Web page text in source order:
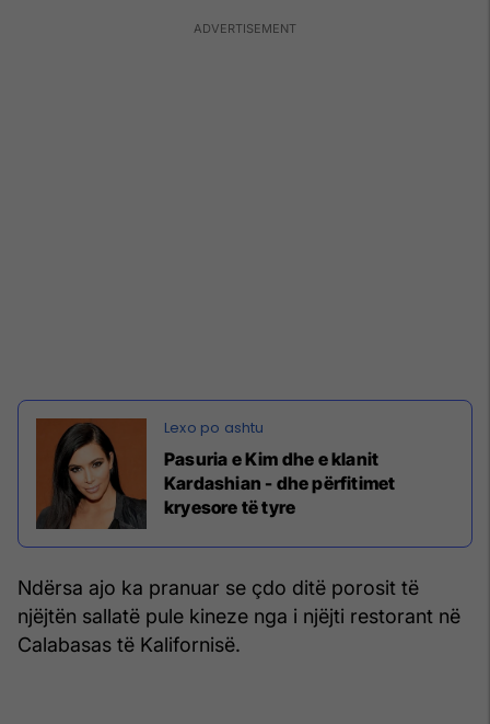
Pasuria e Kim dhe e klanit
Kardashian - dhe përfitimet
kryesore të tyre
Ndërsa ajo ka pranuar se çdo ditë porosit të
njëjtën sallatë pule kineze nga i njëjti restorant në
Calabasas të Kalifornisë.